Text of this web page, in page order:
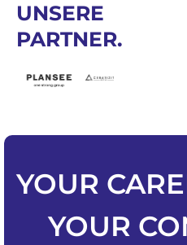
UNSERE
PARTNER.
YOUR
YOUR